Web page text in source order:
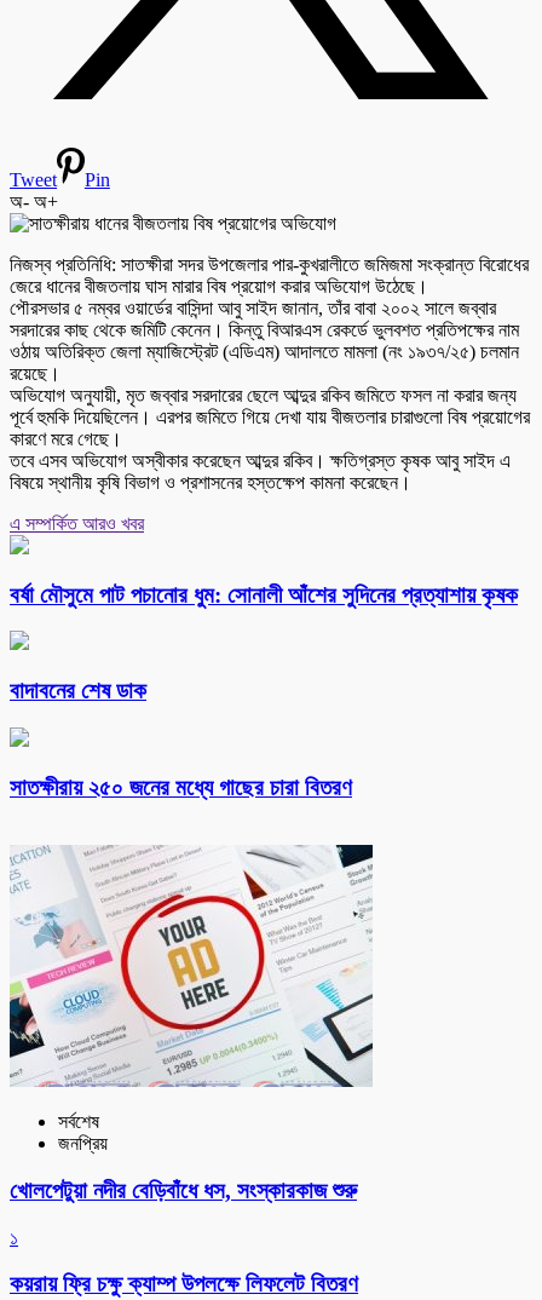
Tweet
Pin
অ- অ+
নিজস্ব প্রতিনিধি: সাতক্ষীরা সদর উপজেলার পার-কুখরালীতে জমিজমা সংক্রান্ত বিরোধের
জেরে ধানের বীজতলায় ঘাস মারার বিষ প্রয়োগ করার অভিযোগ উঠেছে।
পৌরসভার ৫ নম্বর ওয়ার্ডের বাসিন্দা আবু সাইদ জানান, তাঁর বাবা ২০০২ সালে জব্বার
সরদারের কাছ থেকে জমিটি কেনেন। কিন্তু বিআরএস রেকর্ডে ভুলবশত প্রতিপক্ষের নাম
ওঠায় অতিরিক্ত জেলা ম্যাজিস্ট্রেট (এডিএম) আদালতে মামলা (নং ১৯৩৭/২৫) চলমান
রয়েছে।
অভিযোগ অনুযায়ী, মৃত জব্বার সরদারের ছেলে আব্দুর রকিব জমিতে ফসল না করার জন্য
পূর্বে হুমকি দিয়েছিলেন। এরপর জমিতে গিয়ে দেখা যায় বীজতলার চারাগুলো বিষ প্রয়োগের
কারণে মরে গেছে।
তবে এসব অভিযোগ অস্বীকার করেছেন আব্দুর রকিব। ক্ষতিগ্রস্ত কৃষক আবু সাইদ এ
বিষয়ে স্থানীয় কৃষি বিভাগ ও প্রশাসনের হস্তক্ষেপ কামনা করেছেন।
এ সম্পর্কিত আরও খবর
বর্ষা মৌসুমে পাট পচানোর ধুম: সোনালী আঁশের সুদিনের প্রত্যাশায় কৃষক
বাদাবনের শেষ ডাক
সাতক্ষীরায় ২৫০ জনের মধ্যে গাছের চারা বিতরণ
সর্বশেষ
জনপ্রিয়
খোলপেটুয়া নদীর বেড়িবাঁধে ধস, সংস্কারকাজ শুরু
১
কয়রায় ফ্রি চক্ষু ক্যাম্প উপলক্ষে লিফলেট বিতরণ